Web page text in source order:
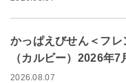
かっぱえびせん＜フレ
（カルビー）2026年7
2026.08.07